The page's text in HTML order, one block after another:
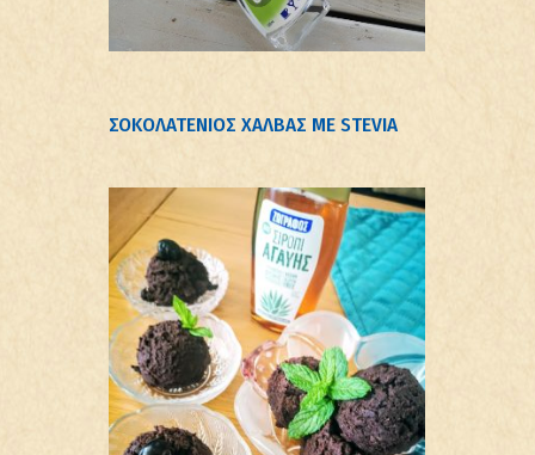
ΣΟΚΟΛΑΤΕΝΙΟΣ ΧΑΛΒΑΣ ΜΕ STEVIA